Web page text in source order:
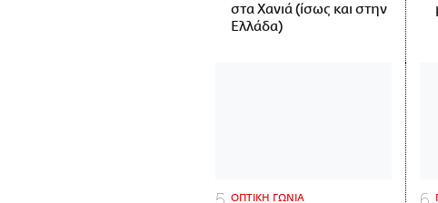
στα Χανιά (ίσως και στην
Ελλάδα)
ΟΠΤΙΚΗ ΓΩΝΙΑ